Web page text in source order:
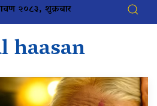
२०८३, शुक्रबार
haasan